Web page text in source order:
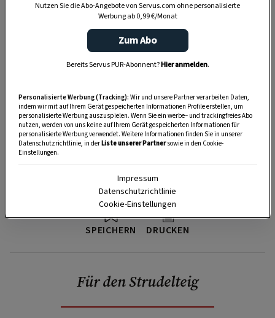
SPEICHERN DRUCKEN
Für den Strudelteig
Nutzen Sie die Abo-Angebote von Servus.com ohne personalisierte
Werbung ab 0,99 €/Monat
Zum Abo
Bereits Servus PUR-Abonnent?Hier anmelden.
Personalisierte Werbung (Tracking): Wir und unsere Partner verarbeiten Daten,
indem wir mit auf Ihrem Gerät gespeicherten Informationen Profile erstellen, um
personalisierte Werbung auszuspielen. Wenn Sie ein werbe– und trackingfreies Abo
nutzen, werden von uns keine auf Ihrem Gerät gespeicherten Informationen für
personalisierte Werbung verwendet. Weitere Informationen finden Sie in unserer
Datenschutzrichtlinie, in derListe unserer Partnersowie in den Cookie-
Einstellungen.
Impressum
Datenschutzrichtlinie
Cookie-Einstellungen